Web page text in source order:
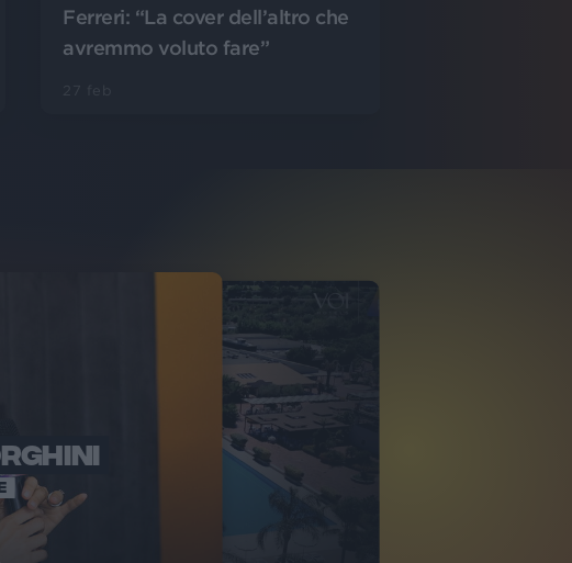
Ferreri: “La cover dell’altro che
avremmo voluto fare”
RADIO ITALIA
VOI TANKA VILLAGE